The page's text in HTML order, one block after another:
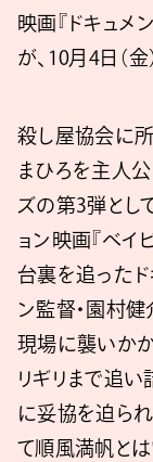
映画『ドキュメ
が、10月4日（
殺し屋協会に所
まひろを主人公
ズの第3弾とし
ョン映画『ベイ
台裏を追ったド
ン監督・園村
現場に襲いか
リギリまで追
に妥協を迫ら
て順風満帆と